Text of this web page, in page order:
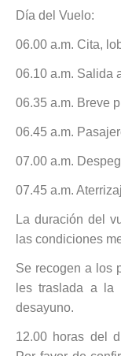
Día del Vuelo:
06.00 a.m. Cita,
06.10 a.m. Salida
06.35 a.m. Breve
06.45 a.m.
07.00 a.m.
07.45 a.m.
La duración del
las condiciones
Se recogen a los
les traslada a la
desayuno.
12.00 horas del